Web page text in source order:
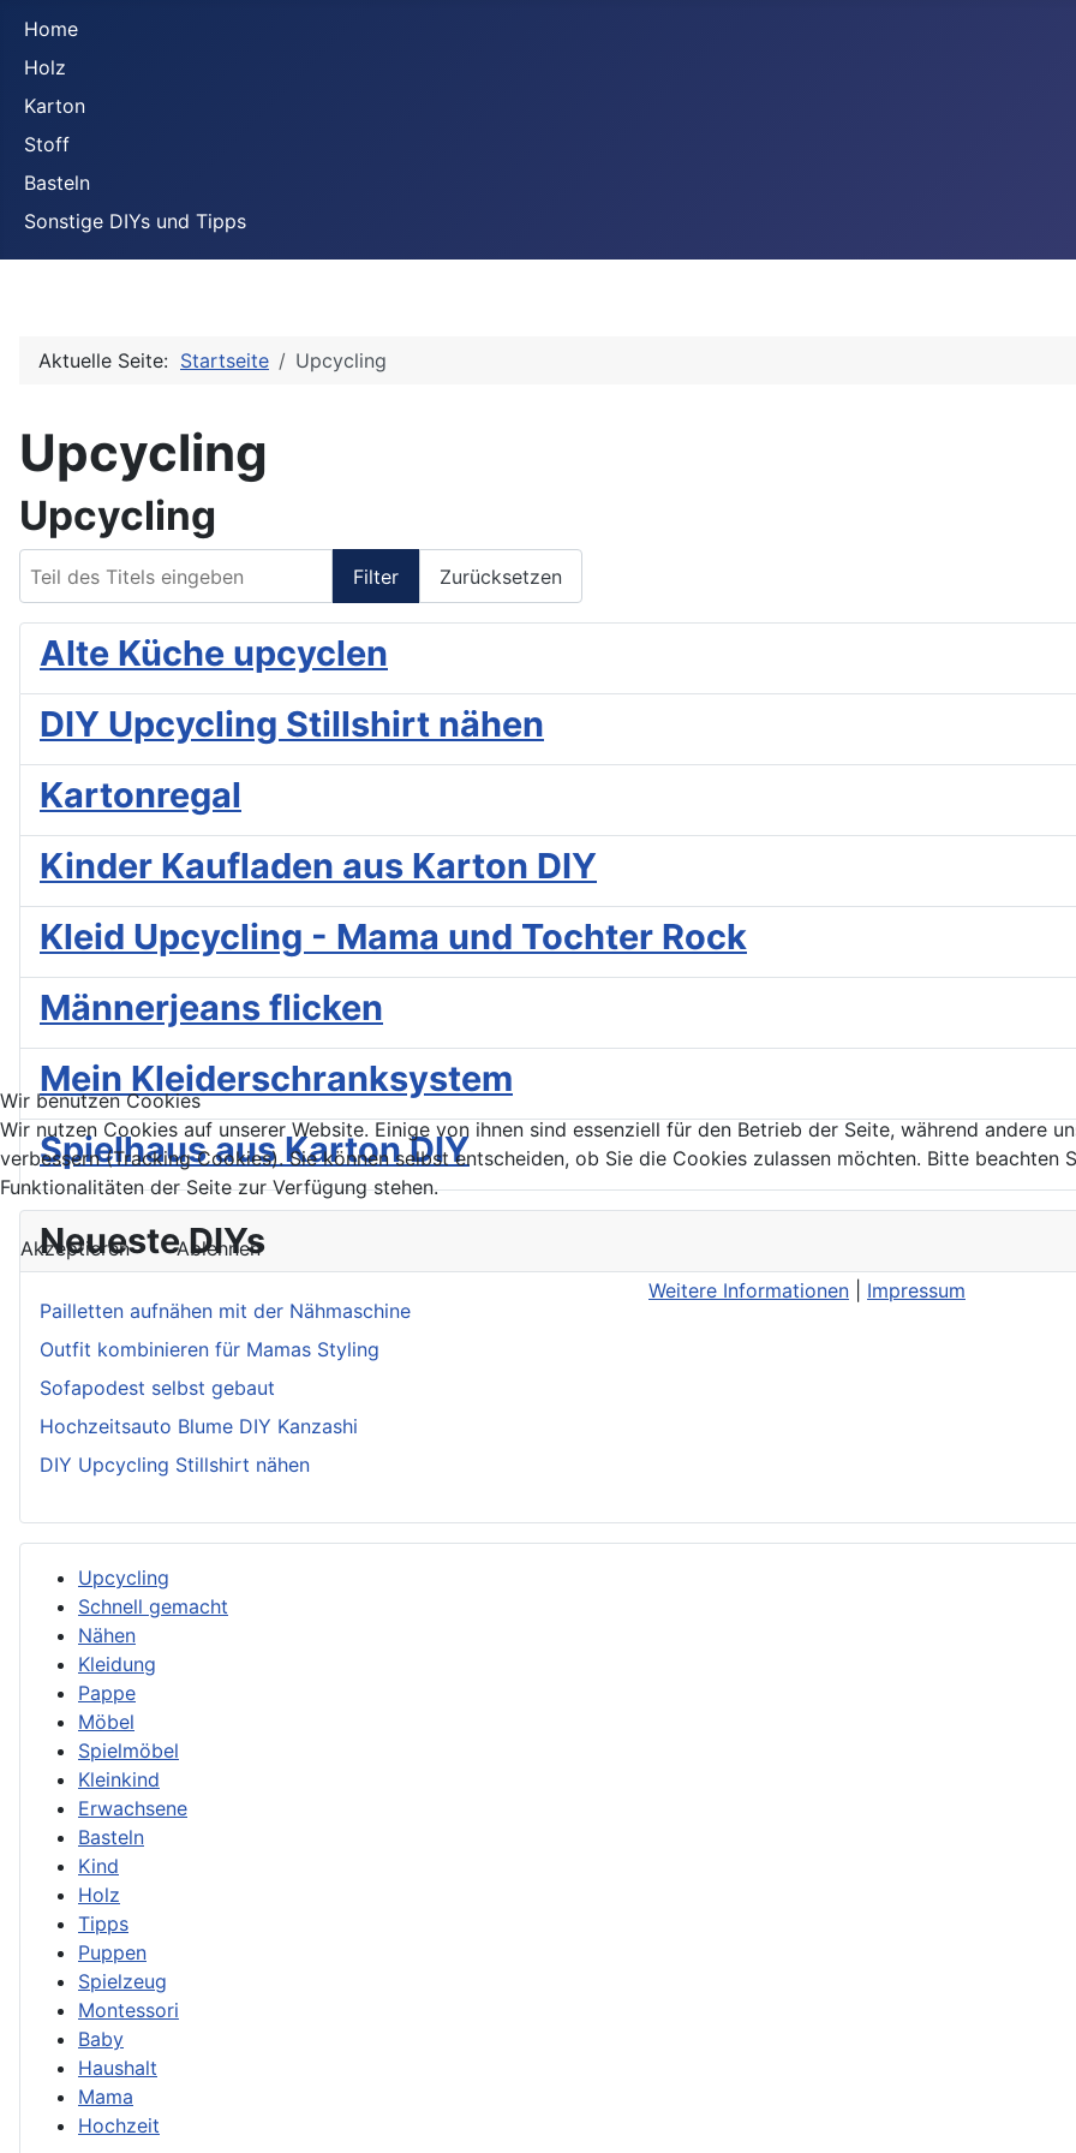
Home
Holz
Karton
Stoff
Basteln
Sonstige DIYs und Tipps
Aktuelle Seite: Startseite Upcycling
Upcycling
Upcycling
Filter Zurücksetzen
Alte Küche upcyclen
DIY Upcycling Stillshirt nähen
Kartonregal
Kinder Kaufladen aus Karton DIY
Kleid Upcycling - Mama und Tochter Rock
Männerjeans flicken
Mein Kleiderschranksystem
Spielhaus aus Karton DIY
Neueste DIYs
Pailletten aufnähen mit der Nähmaschine
Outfit kombinieren für Mamas Styling
Sofapodest selbst gebaut
Hochzeitsauto Blume DIY Kanzashi
DIY Upcycling Stillshirt nähen
Upcycling
Schnell gemacht
Nähen
Kleidung
Pappe
Möbel
Spielmöbel
Kleinkind
Erwachsene
Basteln
Kind
Holz
Tipps
Puppen
Spielzeug
Montessori
Baby
Haushalt
Mama
Hochzeit
Wir benutzen Cookies
Wir nutzen Cookies auf unserer Website. Einige von ihnen sind essenziell für den Betrieb der Seite, während andere
verbessern (Tracking Cookies). Sie können selbst entscheiden, ob Sie die Cookies zulassen möchten. Bitte
Funktionalitäten der Seite zur Verfügung stehen.
Akzeptieren
Ablehnen
Weitere Informationen
Impressum